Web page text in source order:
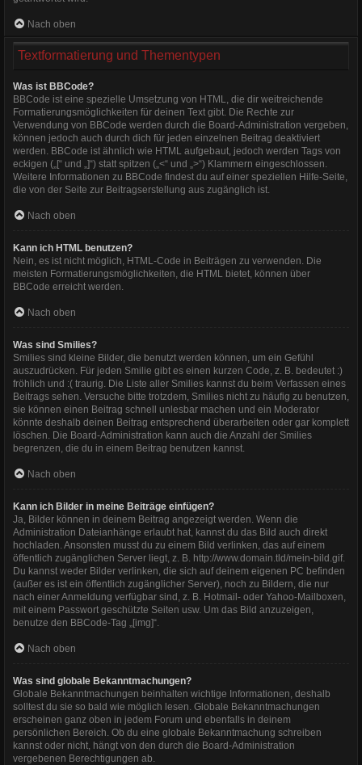
Nach oben
Textformatierung und Thementypen
Was ist BBCode?
BBCode ist eine spezielle Umsetzung von HTML, die dir weitreichende
Formatierungsmöglichkeiten für deinen Text gibt. Die Rechte zur
Verwendung von BBCode werden durch die Board-Administration vergeben,
können jedoch auch durch dich für jeden einzelnen Beitrag deaktiviert
werden. BBCode ist ähnlich wie HTML aufgebaut, jedoch werden Tags von
eckigen („[“ und „]“) statt spitzen („<“ und „>“) Klammern eingeschlossen.
Weitere Informationen zu BBCode findest du auf einer speziellen Hilfe-Seite,
die von der Seite zur Beitragserstellung aus zugänglich ist.
Nach oben
Kann ich HTML benutzen?
Nein, es ist nicht möglich, HTML-Code in Beiträgen zu verwenden. Die
meisten Formatierungsmöglichkeiten, die HTML bietet, können über
BBCode erreicht werden.
Nach oben
Was sind Smilies?
Smilies sind kleine Bilder, die benutzt werden können, um ein Gefühl
auszudrücken. Für jeden Smilie gibt es einen kurzen Code, z. B. bedeutet :)
fröhlich und :( traurig. Die Liste aller Smilies kannst du beim Verfassen eines
Beitrags sehen. Versuche bitte trotzdem, Smilies nicht zu häufig zu benutzen,
sie können einen Beitrag schnell unlesbar machen und ein Moderator
könnte deshalb deinen Beitrag entsprechend überarbeiten oder gar komplett
löschen. Die Board-Administration kann auch die Anzahl der Smilies
begrenzen, die du in einem Beitrag benutzen kannst.
Nach oben
Kann ich Bilder in meine Beiträge einfügen?
Ja, Bilder können in deinem Beitrag angezeigt werden. Wenn die
Administration Dateianhänge erlaubt hat, kannst du das Bild auch direkt
hochladen. Ansonsten musst du zu einem Bild verlinken, das auf einem
öffentlich zugänglichen Server liegt, z. B. http://www.domain.tld/mein-bild.gif.
Du kannst weder Bilder verlinken, die sich auf deinem eigenen PC befinden
(außer es ist ein öffentlich zugänglicher Server), noch zu Bildern, die nur
nach einer Anmeldung verfügbar sind, z. B. Hotmail- oder Yahoo-Mailboxen,
mit einem Passwort geschützte Seiten usw. Um das Bild anzuzeigen,
benutze den BBCode-Tag „[img]“.
Nach oben
Was sind globale Bekanntmachungen?
Globale Bekanntmachungen beinhalten wichtige Informationen, deshalb
solltest du sie so bald wie möglich lesen. Globale Bekanntmachungen
erscheinen ganz oben in jedem Forum und ebenfalls in deinem
persönlichen Bereich. Ob du eine globale Bekanntmachung schreiben
kannst oder nicht, hängt von den durch die Board-Administration
vergebenen Berechtigungen ab.